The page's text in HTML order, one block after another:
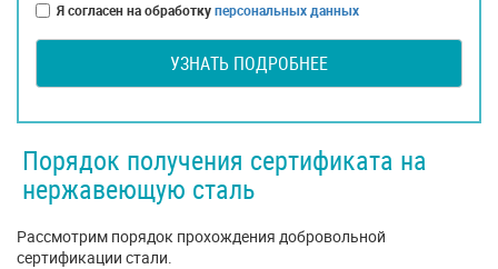
Я согласен на обработкуперсональных данных
УЗНАТЬ ПОДРОБНЕЕ
Порядок получения сертификата на
нержавеющую сталь
Рассмотрим порядок прохождения добровольной
сертификации стали.